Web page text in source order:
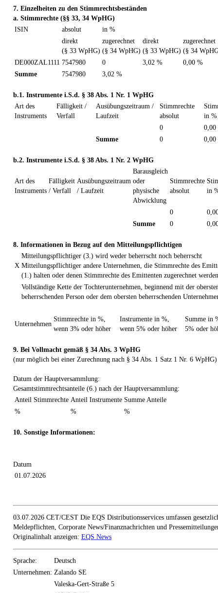
7. Einzelheiten zu den Stimmrechtsbeständen
a. Stimmrechte (§§ 33, 34 WpHG)
ISIN
absolut
in %
direkt
(§ 33 WpHG)
zugerechnet
(§ 34 WpHG)
direkt
(§ 33 WpHG)
zugerechnet
(§ 34
DE000ZAL1111 7547980 0 3,02 %
0,00 %
Summe
7547980 3,02 %
b.1. Instrumente i.S.d. § 38 Abs. 1 Nr. 1 WpHG
Art des
Instruments
Fälligkeit /
Verfall
Ausübungszeitraum /
Laufzeit
Stimmrechte
absolut
in %
0
0,00
Summe
0 0,00
b.2. Instrumente i.S.d. § 38 Abs. 1 Nr. 2 WpHG
Art des
Instruments
Fälligkeit
/ Verfall
Ausübungszeitraum
/ Laufzeit
Barausgleich
oder
physische
Abwicklung
Stimmrechte
absolut
in
0
Summe
0
8. Informationen in Bezug auf den Mitteilungspflichtigen
X
Mitteilungspflichtiger (3.) wird weder beherrscht noch beherrscht
Mitteilungspflichtiger andere Unternehmen, die Stimmrechte des
(1.) halten oder denen Stimmrechte des Emittenten zugerechnet
Vollständige Kette der Tochterunternehmen, beginnend mit der
beherrschenden Person oder dem obersten beherrschenden
Unternehmen
Stimmrechte in %,
wenn 3% oder höher
Instrumente in %,
wenn 5% oder höher
Summe in
5% oder
9. Bei Vollmacht gemäß § 34 Abs. 3 WpHG
(nur möglich bei einer Zurechnung nach § 34 Abs. 1 Satz 1 Nr. 6 WpHG)
Datum der Hauptversammlung:
Gesamtstimmrechtsanteile (6.) nach der Hauptversammlung:
Anteil Stimmrechte Anteil Instrumente Summe Anteile
%
% %
10. Sonstige Informationen:
Datum
01.07.2026
03.07.2026 CET/CEST Die EQS Distributionsservices umfassen
Meldepflichten, Corporate News/Finanznachrichten und
Originalinhalt anzeigen: EQS News
Sprache:
Deutsch
Unternehmen: Zalando SE
Valeska-Gert-Straße 5